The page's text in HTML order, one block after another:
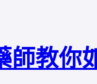
師教你